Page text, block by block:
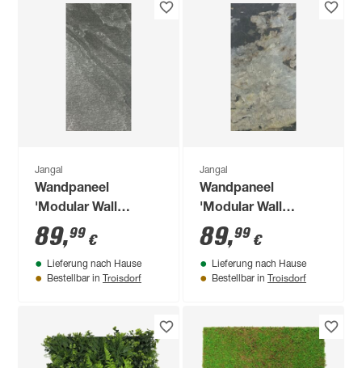
Jangal
Wandpaneel
'Modular Wall
11300B Grey Slate
Stone' grau 52 x 104
cm
89,99 €
Lieferung nach Hause
Bestellbar in Troisdorf
Jangal
Wandpaneel
'Modular Wall
11301B Patina Slate
Stone' grau 52 x 104
cm
89,99 €
Lieferung nach Hause
Bestellbar in Troisdorf